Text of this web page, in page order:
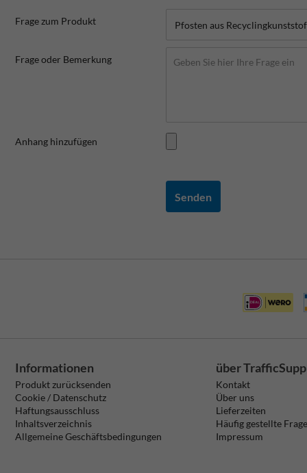
Frage zum Produkt
Frage oder Bemerkung
Anhang hinzufügen
Senden
Informationen
Produkt zurücksenden
Cookie / Datenschutz
Haftungsausschluss
Inhaltsverzeichnis
Allgemeine Geschäftsbedingungen
über
Kontakt
Über uns
Lieferzeiten
Häufig gestellte
Impressum